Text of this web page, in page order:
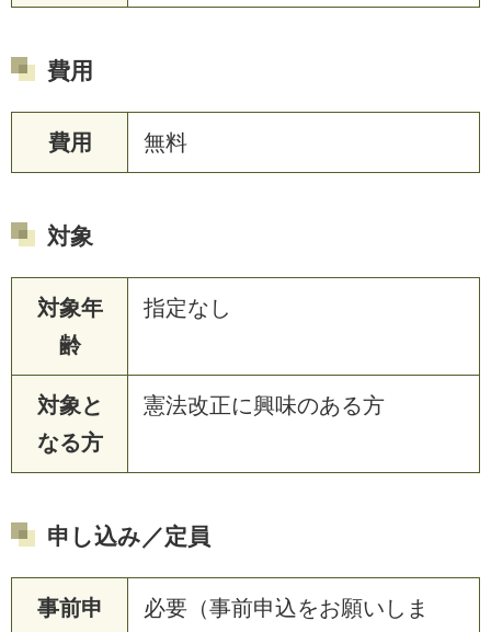
費用
費用 無料
対象
対象年
齢
指定なし
対象と
なる方
憲法改正に興味のある方
申し込み／定員
事前申
必要（事前申込をお願いしま